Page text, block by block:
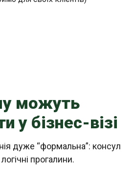
можуть
у бізнес-візі
дуже “формальна”: консул
прогалини.